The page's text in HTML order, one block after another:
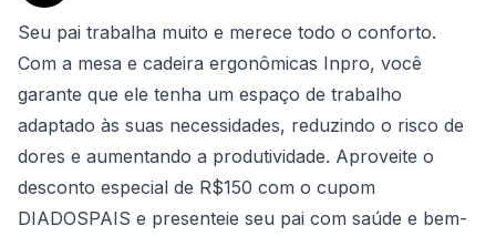
Seu pai trabalha muito e merece todo o conforto.
‍Com a mesa e cadeira ergonômicas Inpro, você
garante que ele tenha um espaço de trabalho
adaptado às suas necessidades, reduzindo o risco de
dores e aumentando a produtividade. Aproveite o
desconto especial de R$150 com o cupom
DIADOSPAIS e presenteie seu pai com saúde e bem-